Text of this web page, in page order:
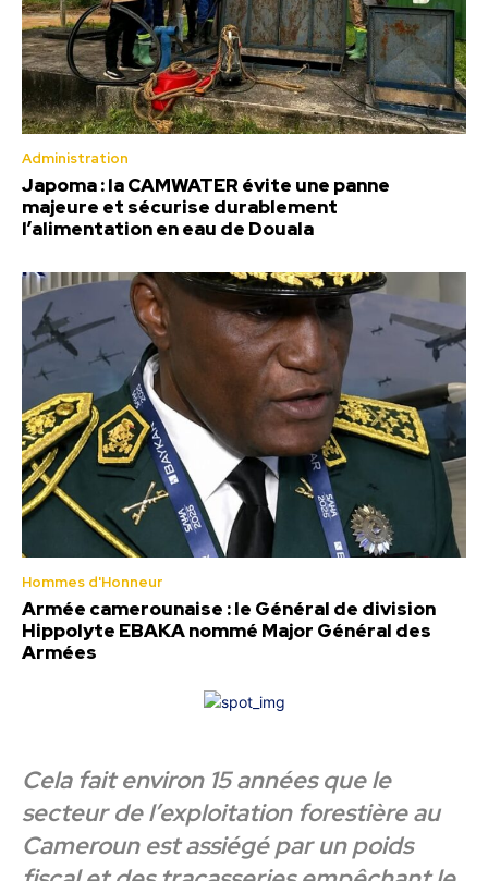
Administration
Japoma : la CAMWATER évite une panne
majeure et sécurise durablement
l’alimentation en eau de Douala
Hommes d'Honneur
Armée camerounaise : le Général de division
Hippolyte EBAKA nommé Major Général des
Armées
Cela fait environ 15 années que le
secteur de l’exploitation forestière au
Cameroun est assiégé par un poids